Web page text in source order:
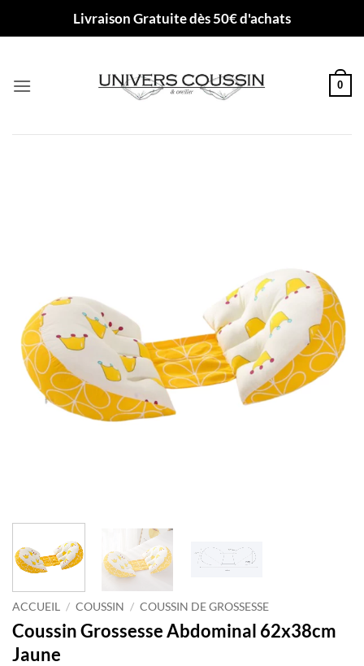
Livraison Gratuite dès 50€ d'achats
0
ACCUEIL / COUSSIN / COUSSIN DE GROSSESSE
Coussin Grossesse Abdominal 62x38cm
Jaune